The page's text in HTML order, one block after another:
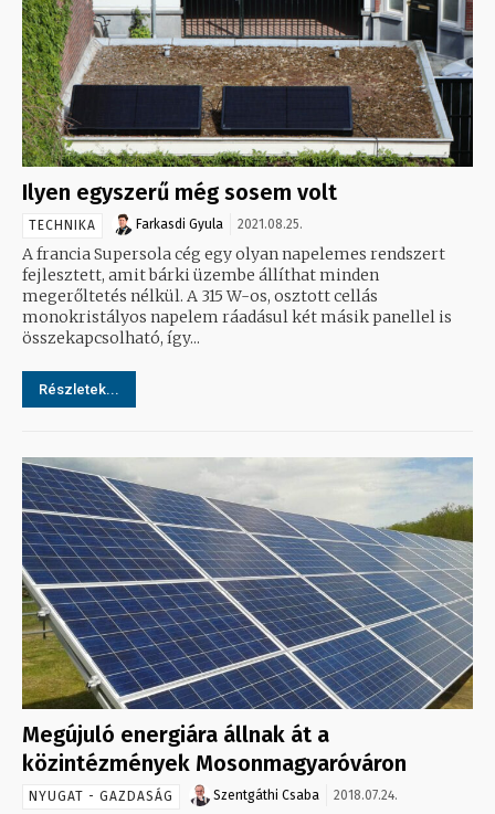
Ilyen egyszerű még sosem volt
TECHNIKA Farkasdi Gyula 2021.08.25.
A francia Supersola cég egy olyan napelemes rendszert
fejlesztett, amit bárki üzembe állíthat minden
megerőltetés nélkül. A 315 W-os, osztott cellás
monokristályos napelem ráadásul két másik panellel is
összekapcsolható, így...
Részletek...
Megújuló energiára állnak át a
közintézmények Mosonmagyaróváron
NYUGAT - GAZDASÁG Szentgáthi Csaba 2018.07.24.